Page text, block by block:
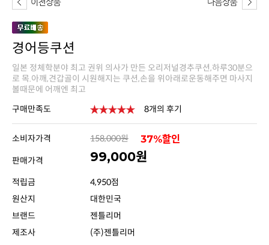
경어등쿠션
볼때문에 어깨엔 최고
구매만족도
8개의 후기
소비자가격 158,000원 37%할인
판매가격 99,000원
적립금
4,950점
원산지
대한민국
브랜드
젠틀리머
제조사
(주)젠틀리머